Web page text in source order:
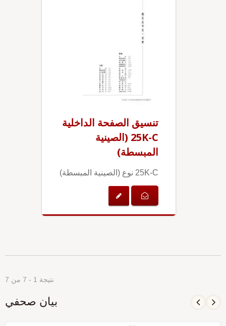
تنسيق الصفحة الداخلية
25K-C (الصينية
المبسطة)
25K-C نوع (الصينية المبسطة)
نتيجة 1 - 7 من 7
بيان صحفي